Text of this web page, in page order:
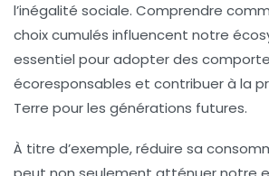
l’inégalité sociale. Comprendre
choix cumulés influencent notre
essentiel pour adopter des
écoresponsables et contribuer à la
Terre pour les générations futures.
À titre d’exemple, réduire sa